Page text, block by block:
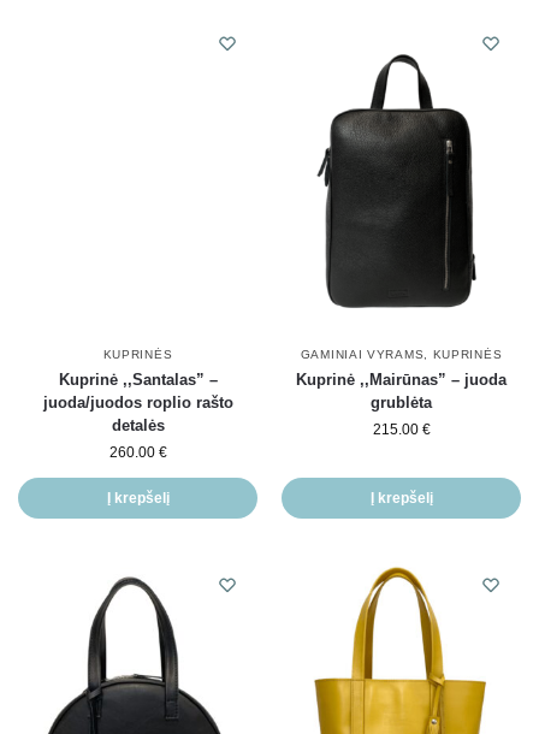
KUPRINĖS
Kuprinė ,,Santalas” –
juoda/juodos roplio rašto
detalės
260.00 €
Į krepšelį
GAMINIAI VYRAMS KUPRINĖS
Kuprinė ,,Mairūnas” – juoda
grublėta
215.00 €
Į krepšelį